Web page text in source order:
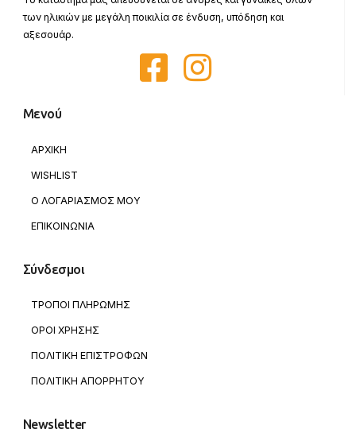
των ηλικιών με μεγάλη ποικιλία σε ένδυση, υπόδηση και
αξεσουάρ.
Μενού
ΑΡΧΙΚΗ
WISHLIST
Ο ΛΟΓΑΡΙΑΣΜΟΣ ΜΟΥ
ΕΠΙΚΟΙΝΩΝΙΑ
Σύνδεσμοι
ΤΡΟΠΟΙ ΠΛΗΡΩΜΗΣ
ΟΡΟΙ ΧΡΗΣΗΣ
ΠΟΛΙΤΙΚΗ ΕΠΙΣΤΡΟΦΩΝ
ΠΟΛΙΤΙΚΗ ΑΠΟΡΡΗΤΟΥ
Newsletter